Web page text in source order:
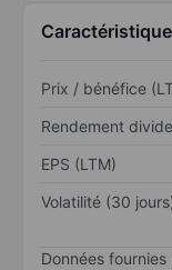
Prix / bénéfice
Rendement
EPS (LTM)
Volatilité (30
Données fournies